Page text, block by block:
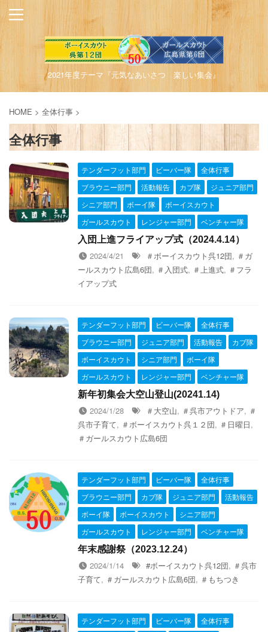
2021年度テーマ『元気なあいさつ 楽しい集会』
HOME > 全体行事 >
全体行事
テンダーフット部門 ビーバー隊
全体行事
ブラウニー部門
活動報告 カブ隊
ジュニア部門
シニア部門
ボーイ隊
ボーイスカウト
ガールスカウト
レンジャー部門
ベンチャー隊
入団上進フライアップ式（2024.4.14）
2024/4/21 ＃ボーイスカウト呉12団, ＃ガ
ールスカウト広島6団, ＃入団式, ＃上進式, ＃フラ
イアップ式
テンダーフット部門 ビーバー隊
全体行事
ブラウニー部門
ジュニア部門 活動報告
カブ隊
ボーイスカウト
シニア部門
ボーイ隊
ガールスカウト
レンジャー部門
ベンチャー隊
新年初集会大空山登山(20241.14)
2024/1/28 ＃大空山, ＃呉市アウトドア, ＃
呉市子育て, ＃ボーイスカウト呉１２団, ＃日曜日,
＃ガールスカウト広島6団
テンダーフット部門 ビーバー隊
全体行事
ブラウニー部門
カブ隊 ジュニア部門
活動報告
ボーイ隊
ボーイスカウト
シニア部門
ガールスカウト
レンジャー部門
ベンチャー隊
年末感謝祭（2023.12.24）
2024/1/14 #ボーイスカウト呉12団, ＃呉市
子育て, ＃ガールスカウト広島6団, ＃もちつき
テンダーフット部門 ビーバー隊
全体行事